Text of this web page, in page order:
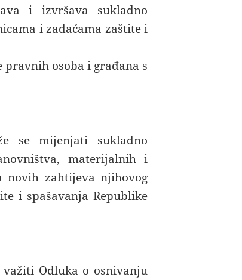
i izvršava sukladno
i zadaćama zaštite i
osoba i građana s
se mijenjati sukladno
materijalnih i
zahtijeva njihovog
i spašavanja Republike
važiti Odluka o osnivanju